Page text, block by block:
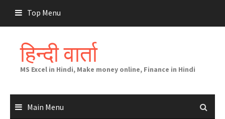
content
Top Menu
हिन्दी वार्ता
MS Excel in Hindi, Make money online, Finance in Hindi
Main Menu